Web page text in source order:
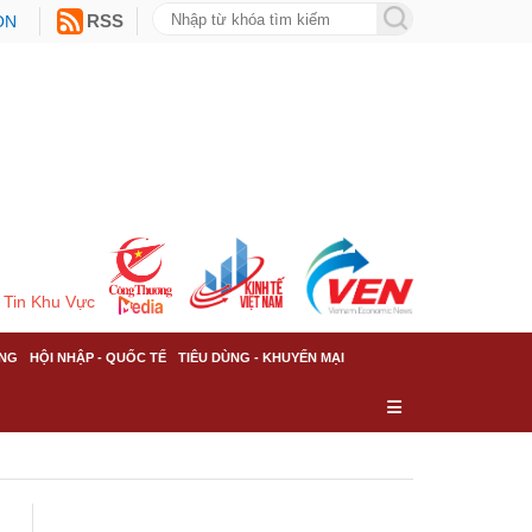
RSS
Tin Khu Vực
HỘI NHẬP - QUỐC TẾ TIÊU DÙNG - KHUYẾN MẠI